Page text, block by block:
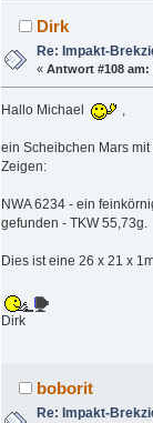
Dirk
Re: Impakt-
«Antwort #108 am:
Hallo Michael ,
ein Scheibchen Mars
Zeigen:
NWA 6234 - ein
gefunden - TKW 55,73g.
Dies ist eine 26 x 21 x
Dirk
boborit
Re: Impakt-